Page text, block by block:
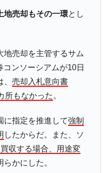
地売却もその一環とし
地売却を主管するサム
ンソーシアムが10日
売却入札意向書
所もなかった 。
に指定を推進して強制
したからだ。また、ソ
収する場合、用途変
らかにした。